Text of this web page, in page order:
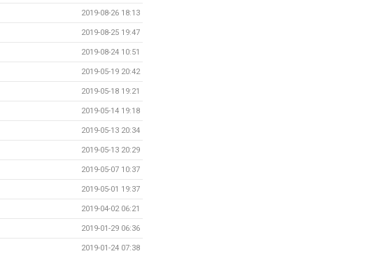
2019-08-26 18:13
2019-08-25 19:47
2019-08-24 10:51
2019-05-19 20:42
2019-05-18 19:21
2019-05-14 19:18
2019-05-13 20:34
2019-05-13 20:29
2019-05-07 10:37
2019-05-01 19:37
2019-04-02 06:21
2019-01-29 06:36
2019-01-24 07:38